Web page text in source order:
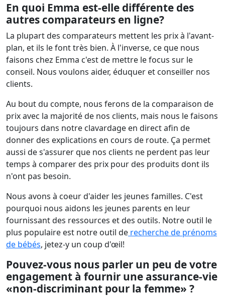
En quoi Emma est-elle différente des
autres comparateurs en ligne?
La plupart des comparateurs mettent les prix à l'avant-
plan, et ils le font très bien. À l'inverse, ce que nous
faisons chez Emma c'est de mettre le focus sur le
conseil. Nous voulons aider, éduquer et conseiller nos
clients.
Au bout du compte, nous ferons de la comparaison de
prix avec la majorité de nos clients, mais nous le faisons
toujours dans notre clavardage en direct afin de
donner des explications en cours de route. Ça permet
aussi de s'assurer que nos clients ne perdent pas leur
temps à comparer des prix pour des produits dont ils
n'ont pas besoin.
Nous avons à coeur d'aider les jeunes familles. C'est
pourquoi nous aidons les jeunes parents en leur
fournissant des ressources et des outils. Notre outil le
plus populaire est notre outil de recherche de prénoms
de bébés, jetez-y un coup d'œil!
Pouvez-vous nous parler un peu de votre
engagement à fournir une assurance-vie
«non-discriminant pour la femme» ?